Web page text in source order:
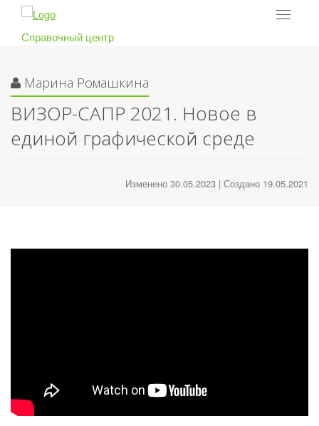
Toggle
Справочный центр
Марина Ромашкина
ВИЗОР-САПР 2021. Новое в
единой графической среде
Изменено 30.05.2023 | Создано 19.05.2021